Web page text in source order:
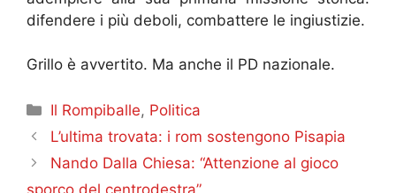
difendere i più deboli, combattere le ingiustizie.
Grillo è avvertito. Ma anche il PD nazionale.
Categorie
Il Rompiballe, Politica
L’ultima trovata: i rom sostengono Pisapia
Nando Dalla Chiesa: “Attenzione al gioco